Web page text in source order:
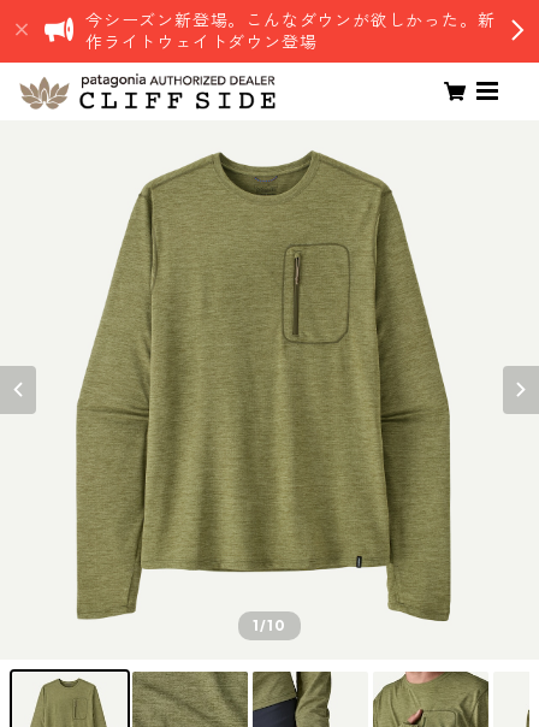
今シーズン新登場。こんなダウンが欲しかった。新
作ライトウェイトダウン登場
1/10